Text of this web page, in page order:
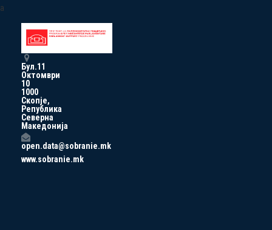
a
Бул.11
Октомври
10
1000
Скопје,
Република
Северна
Македонија
open.data@sobranie.mk
www.sobranie.mk